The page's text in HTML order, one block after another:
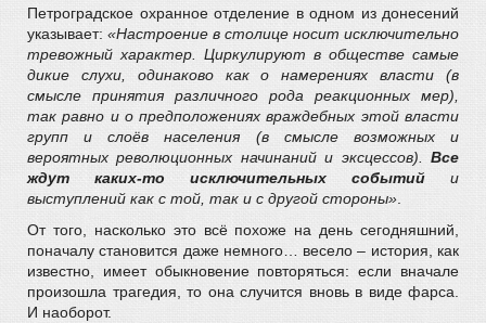
Петроградское охранное отделение в одном из донесений
указывает: «Настроение в столице носит исключительно
тревожный характер. Циркулируют в обществе самые
дикие слухи, одинаково как о намерениях власти (в
смысле принятия различного рода реакционных мер),
так равно и о предположениях враждебных этой власти
групп и слоёв населения (в смысле возможных и
вероятных революционных начинаний и эксцессов). Все
ждут каких-то исключительных событий и
выступлений как с той, так и с другой стороны».
От того, насколько это всё похоже на день сегодняшний,
поначалу становится даже немного… весело – история, как
известно, имеет обыкновение повторяться: если вначале
произошла трагедия, то она случится вновь в виде фарса.
И наоборот.